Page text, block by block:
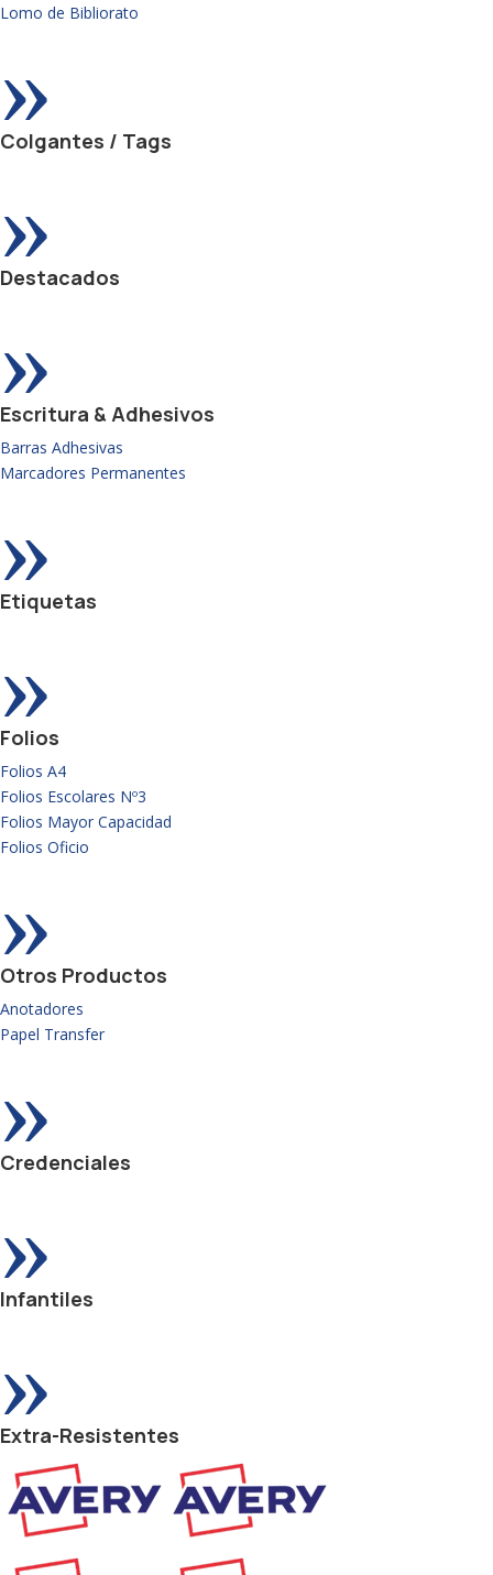
Lomo de Bibliorato
»
Colgantes / Tags
»
Destacados
»
Escritura & Adhesivos
Barras Adhesivas
Marcadores Permanentes
»
Etiquetas
»
Folios
Folios A4
Folios Escolares Nº3
Folios Mayor Capacidad
Folios Oficio
»
Otros Productos
Anotadores
Papel Transfer
»
Credenciales
»
Infantiles
»
Extra-Resistentes